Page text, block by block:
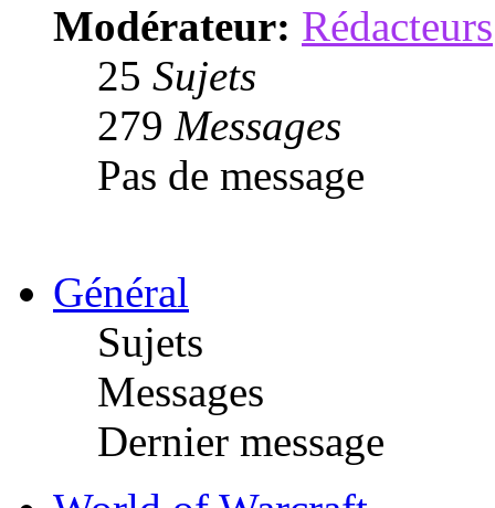
Modérateur: Rédacteurs
25 Sujets
279 Messages
Pas de message
Général
Sujets
Messages
Dernier message